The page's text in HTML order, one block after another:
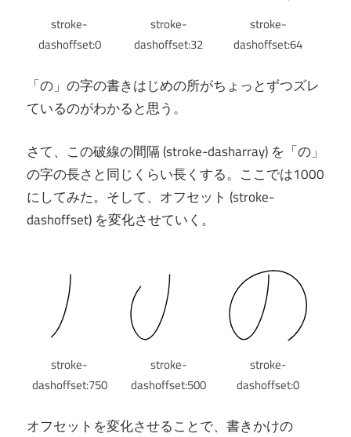
stroke-
dashoffset:0
stroke-
dashoffset:32
stroke-
dashoffset:64
「の」の字の書きはじめの所がちょっとずつズレ
ているのがわかると思う。
さて、この破線の間隔 (stroke-dasharray) を「の」
の字の長さと同じくらい長くする。ここでは1000
にしてみた。そして、オフセット (stroke-
dashoffset) を変化させていく。
stroke-
dashoffset:750
stroke-
dashoffset:500
stroke-
dashoffset:0
オフセットを変化させることで、書きかけの